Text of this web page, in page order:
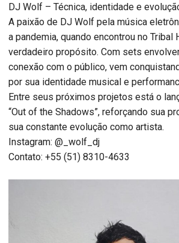
DJ Wolf – Técnica, identidade e
A paixão de DJ Wolf pela música
a pandemia, quando encontrou no Tribal
verdadeiro propósito. Com sets
conexão com o público, vem
por sua identidade musical e
Entre seus próximos projetos está o
“Out of the Shadows”, reforçando sua
sua constante evolução como artista.
Instagram: @_wolf_dj
Contato: +55 (51) 8310-4633